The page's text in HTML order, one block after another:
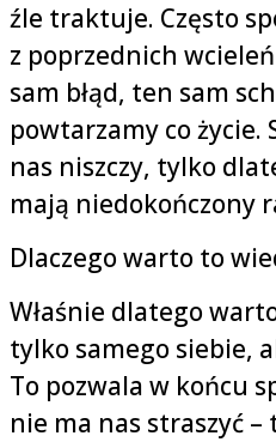
źle traktuje. Często
z poprzednich
sam błąd, ten sam
powtarzamy co życie.
nas niszczy, tylko
mają niedokończony
Dlaczego warto to
Właśnie dlatego
tylko samego siebie,
To pozwala w końcu
nie ma nas straszyć